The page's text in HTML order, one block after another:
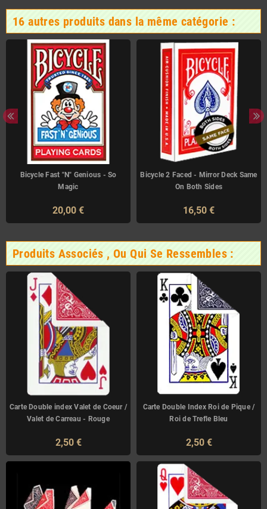
16 autres produits dans la même catégorie :
Bicycle Fast "N" Genious - So
Magic
20,00 €
Bicycle 2 Faced - Mirror Deck Same
On Both Sides
16,50 €
Produits Associés , Ou Qui Se Ressembles :
Carte Double index Valet de Coeur /
Valet de Carreau - Rouge
2,50 €
Carte Double Index Roi de Pique /
Roi de Trefle Bleu
2,50 €